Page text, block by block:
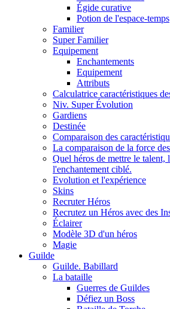
Égide curative
Potion de l'espace-temps
Familier
Super Familier
Equipement
Enchantements
Equipement
Attributs
Calculatrice caractéristiques
Niv. Super Évolution
Gardiens
Destinée
Comparaison des
La comparaison de la force
Quel héros de mettre le talent,
l'enchantement ciblé.
Evolution et l'expérience
Skins
Recruter Héros
Recrutez un Héros avec des
Éclairer
Modèle 3D d'un héros
Magie
Guilde
Guilde. Babillard
La bataille
Guerres de Guildes
Défiez un Boss